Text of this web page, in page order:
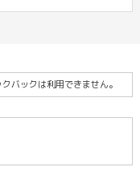
クバックは利用できません。